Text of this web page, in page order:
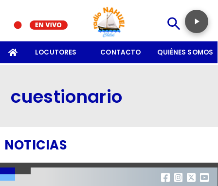
LOCUTORES CONTACTO QUIÉNES SOMOS
cuestionario
NOTICIAS